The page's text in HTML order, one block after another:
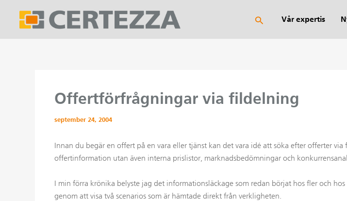
innehåll
Sök Vår expertis
Offertförfrågningar via fildelning
september 24, 2004
Innan du begär en offert på en vara eller tjänst kan det vara idé att söka efter offerter
offertinformation utan även interna prislistor, marknadsbedömningar och
I min förra krönika belyste jag det informationsläckage som redan börjat hos fler och
genom att visa två scenarios som är hämtade direkt från verkligheten.